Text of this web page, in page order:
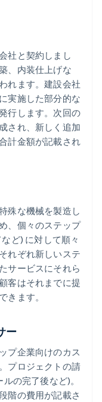
社と契約しまし
、内装仕上げな
れます。建設会社
実施した部分的な
行します。次回の
され、新しく追加
計金額が記載され
殊な機械を製造し
、個々のステップ
ど) に対して順々
れぞれ新しいステ
サービスにそれら
客はそれまでに提
きます。
ー
プ企業向けのカス
プロジェクトの請
の完了後など)。
階の費用が記載さ